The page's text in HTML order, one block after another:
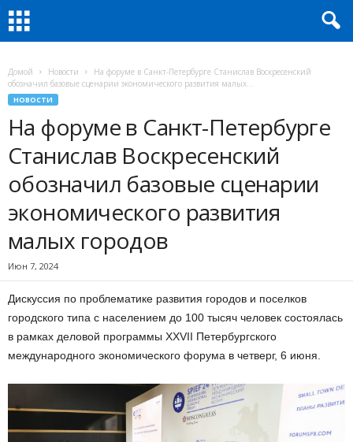
Домой Новости
На форуме в Санкт-Петербурге Станислав Воскресенский
обозначил базовые сценарии экономического развития малых...
НОВОСТИ
На форуме в Санкт-Петербурге
Станислав Воскресенский
обозначил базовые сценарии
экономического развития
малых городов
Июн 7, 2024
Дискуссия по проблематике развития городов и поселков
городского типа с населением до 100 тысяч человек состоялась
в рамках деловой программы XXVII Петербургского
международного экономического форума в четверг, 6 июня.